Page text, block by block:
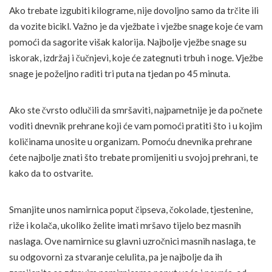
Ako trebate izgubiti kilograme, nije dovoljno samo da trčite ili
da vozite bicikl. Važno je da vježbate i vježbe snage koje će vam
pomoći da sagorite višak kalorija. Najbolje vježbe snage su
iskorak, izdržaj i čučnjevi, koje će zategnuti trbuh i noge. Vježbe
snage je poželjno raditi tri puta na tjedan po 45 minuta.
Ako ste čvrsto odlučili da smršaviti, najpametnije je da počnete
voditi dnevnik prehrane koji će vam pomoći pratiti što i u kojim
količinama unosite u organizam. Pomoću dnevnika prehrane
ćete najbolje znati što trebate promijeniti u svojoj prehrani, te
kako da to ostvarite.
Smanjite unos namirnica poput čipseva, čokolade, tjestenine,
riže i kolača, ukoliko želite imati mršavo tijelo bez masnih
naslaga. Ove namirnice su glavni uzročnici masnih naslaga, te
su odgovorni za stvaranje celulita, pa je najbolje da ih